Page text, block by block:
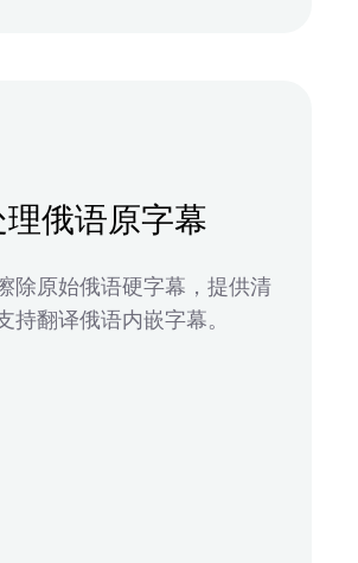
理俄语原字幕
除原始俄语硬字幕，提供清
持翻译俄语内嵌字幕。